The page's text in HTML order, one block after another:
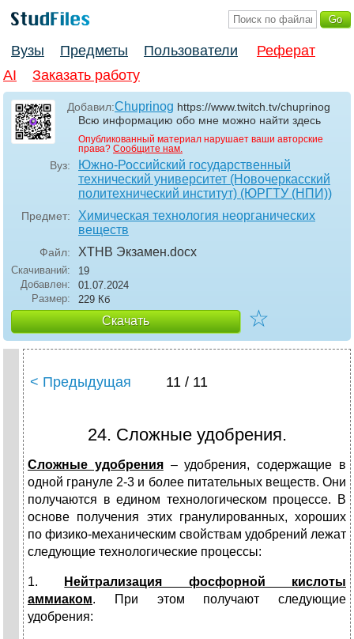
Вузы Предметы Пользователи
Реферат
AI
Заказать работу
Добавил:Chuprinog https://www.twitch.tv/chuprinog
Всю информацию обо мне можно найти здесь
Опубликованный материал нарушает ваши авторские
права? Сообщите нам.
Вуз:
Южно-Российский государственный
технический университет (Новочеркасский
политехнический институт) (ЮРГТУ (НПИ))
Предмет:
Химическая технология неорганических
веществ
Файл: ХТНВ Экзамен.docx
Скачиваний:
19
Добавлен:
01.07.2024
Размер:
229 Кб
Скачать ☆
< Предыдущая 11 / 11
24. Сложные удобрения.
Сложные удобрения– удобрения, содержащие в
одной грануле 2-3 и более питательных веществ. Они
получаются в едином технологическом процессе. В
основе получения этих гранулированных, хороших
по физико-механическим свойствам удобрений лежат
следующие технологические процессы:
1.
Нейтрализация фосфорной кислоты
аммиаком. При этом получают следующие
удобрения: